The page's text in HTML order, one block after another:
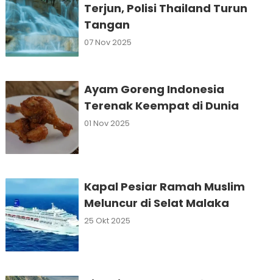
Terjun, Polisi Thailand Turun
Tangan
07 Nov 2025
Ayam Goreng Indonesia
Terenak Keempat di Dunia
01 Nov 2025
Kapal Pesiar Ramah Muslim
Meluncur di Selat Malaka
25 Okt 2025